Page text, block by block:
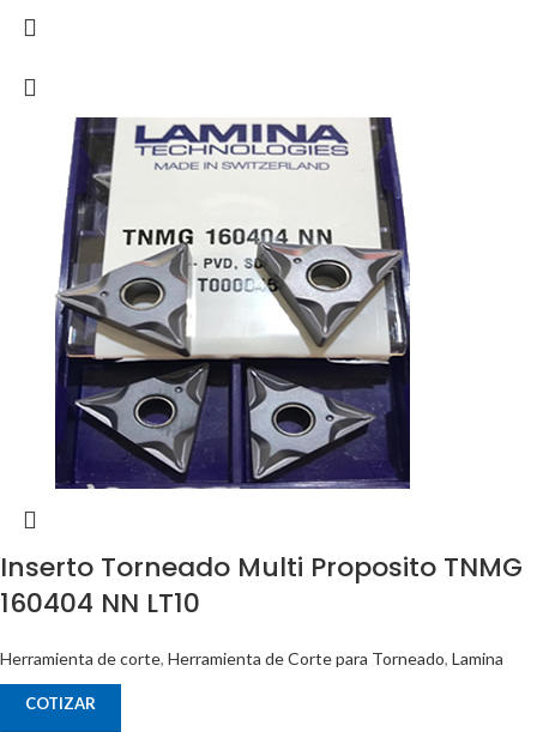
Inserto Torneado Multi Proposito TNMG
160404 NN LT10
Herramienta de corte, Herramienta de Corte para Torneado, Lamina
COTIZAR